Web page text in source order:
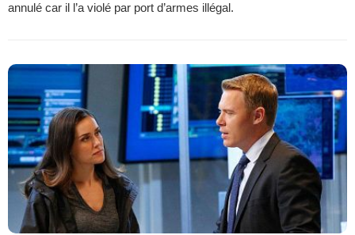
annulé car il l’a violé par port d’armes illégal.